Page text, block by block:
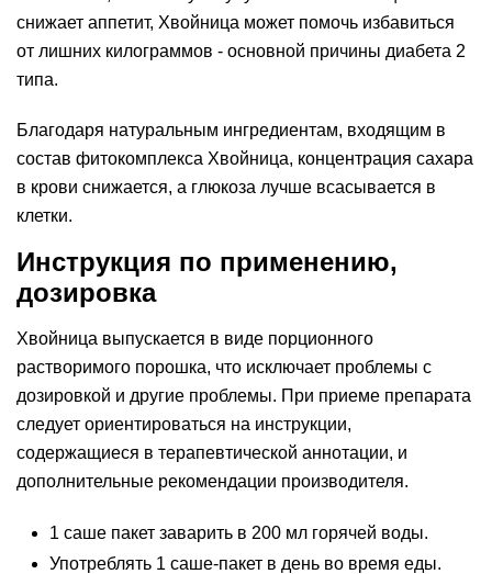
снижает аппетит, Хвойница может помочь избавиться
от лишних килограммов - основной причины диабета 2
типа.
Благодаря натуральным ингредиентам, входящим в
состав фитокомплекса Хвойница, концентрация сахара
в крови снижается, а глюкоза лучше всасывается в
клетки.
Инструкция по применению,
дозировка
Хвойница выпускается в виде порционного
растворимого порошка, что исключает проблемы с
дозировкой и другие проблемы. При приеме препарата
следует ориентироваться на инструкции,
содержащиеся в терапевтической аннотации, и
дополнительные рекомендации производителя.
1 саше пакет заварить в 200 мл горячей воды.
Употреблять 1 саше-пакет в день во время еды.